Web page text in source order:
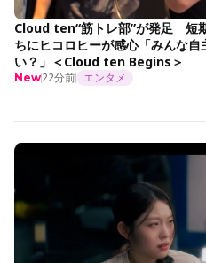
Cloud ten“筋トレ部”が発足 短
ちにヒコロヒーが感心「みんな
い？」＜Cloud ten Begins＞
New22分前 エンタメ